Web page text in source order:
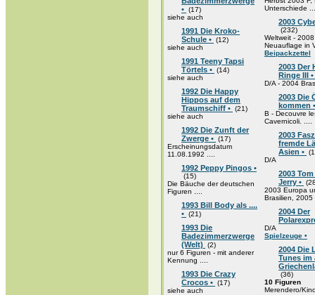
• (17)
siehe auch
1991 Die Kroko-
Schule • (12)
siehe auch
1991 Teeny Tapsi
Törtels • (14)
siehe auch
1992 Die Happy
Hippos auf dem
Traumschiff • (21)
siehe auch
1992 Die Zunft der
Zwerge • (17)
Erscheinungsdatum
11.08.1992 ....
1992 Peppy Pingos •
(15)
Die Bäuche der deutschen
Figuren ....
1993 Bill Body als ....
• (21)
1993 Die
Badezimmerzwerge
(Welt)
(2)
nur 6 Figuren - mit anderer
Kennung ....
1993 Die Crazy
Crocos • (17)
siehe auch
Unterschiede
2003
(232)
Weltweit - 2008
Neuauflage in
Beipackzettel
2003 Der
Ringe III •
D/A - 2004
2003 Die
kommen
B - Decouvre
Cavernicoli. ....
2003
fremde
Asien •
D/A
2003
Jerry •
2003 Europa
Brasilien, 2005
2004 Der
D/A
Spielzeuge •
2004 Die
Tunes im
(36)
10 Figuren
Merendero/